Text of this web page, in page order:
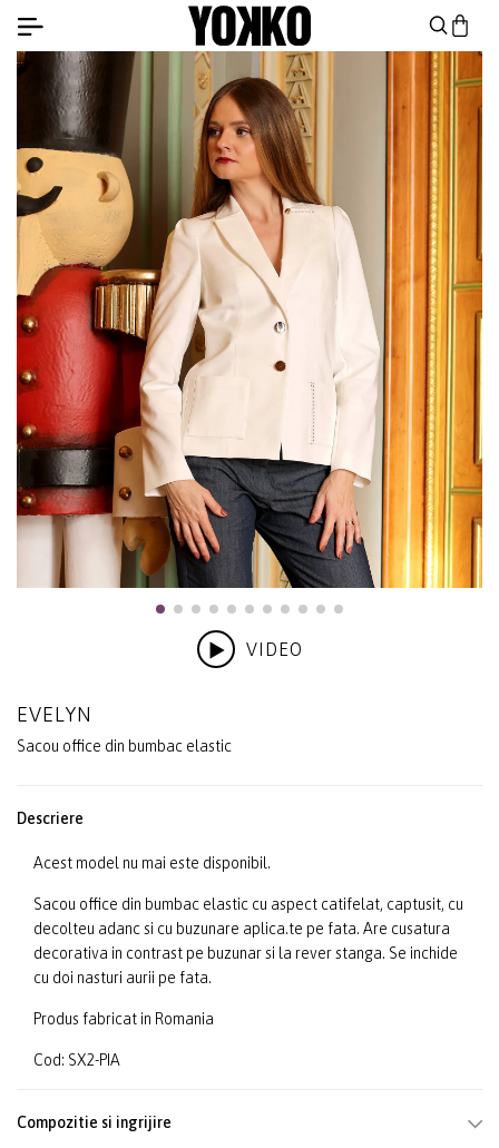
VIDEO
EVELYN
Sacou office din bumbac elastic
Descriere
Acest model nu mai este disponibil.
Sacou office din bumbac elastic cu aspect catifelat, captusit, cu
decolteu adanc si cu buzunare aplica.te pe fata. Are cusatura
decorativa in contrast pe buzunar si la rever stanga. Se inchide
cu doi nasturi aurii pe fata.
Produs fabricat in Romania
Cod: SX2-PIA
Compozitie si ingrijire